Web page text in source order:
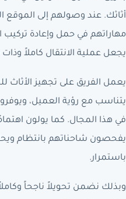
أثاثك. عند وصولهم إلى
مهاراتهم في حمل وإعادة تركيب
يجعل عملية الانتقال كاملاً
يعمل الفريق على تجهيز الأثاث
يتناسب مع رؤية العميل،
في هذا المجال. كما يولون
يفحصون شاحناتهم بانتظام
باستمرار.
وبذلك نضمن تحويلاً ناجحاً